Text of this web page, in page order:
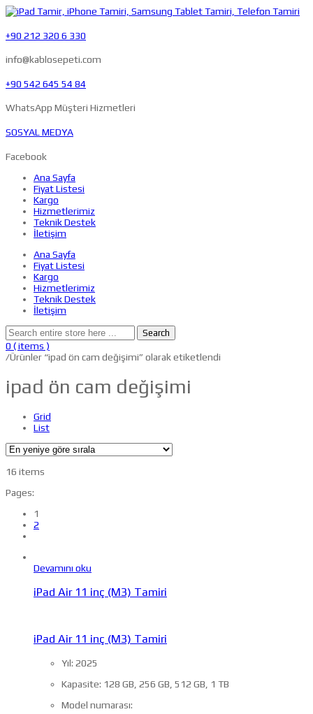
+90 212 320 6 330
info@kablosepeti.com
+90 542 645 54 84
WhatsApp Müşteri Hizmetleri
SOSYAL MEDYA
Facebook
Ana Sayfa
Fiyat Listesi
Kargo
Hizmetlerimiz
Teknik Destek
İletişim
Ana Sayfa
Fiyat Listesi
Kargo
Hizmetlerimiz
Teknik Destek
İletişim
Search
0 ( items )
/Ürünler “ipad ön cam değişimi” olarak etiketlendi
ipad ön cam değişimi
Grid
List
16 items
Pages:
1
2
Devamını oku
iPad Air 11 inç (M3) Tamiri
iPad Air 11 inç (M3) Tamiri
Yıl: 2025
Kapasite: 128 GB, 256 GB, 512 GB, 1 TB
Model numarası: